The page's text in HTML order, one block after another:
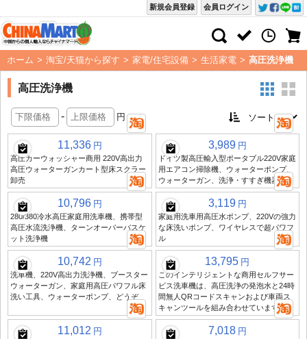
会員ログイン
新規会員登録
ホーム > 淘宝/天猫から探す > 家電/住宅設備 > 生活家電 > 高圧洗浄機
高圧洗浄機
- 円
11,336 円
高圧カーウォッシャー商用 220V高出力
高圧ウォーターガンカート型床スクラー
卸売
3,989 円
ドイツ製高圧輸入型ポータブル220V家庭
用エアコン掃除機、ウォーターポンプ、
ウォーターガン、洗浄・すすぎ機器
10,796 円
280/380冷水高圧家庭用洗車機、携帯型
高圧水流洗浄機、ターンオーバーバスケ
ット洗浄機
3,119 円
家庭用洗車用高圧水ポンプ、220Vの強力
な床洗いポンプ、ワイヤレスで超パワフ
ル
10,742 円
洗車機、220V高出力洗浄機、ブースター
ウォーターガン、家庭用高圧パワフル床
洗い工具、ウォーターポンプ、どうぞ
13,795 円
このインテリジェントな商用セルフサー
ビス洗車機は、高圧洗浄の発泡水と24時
間無人QRコードスキャンおよび車両ス
キャンツールを組み合わせています
11,012 円 7,018 円